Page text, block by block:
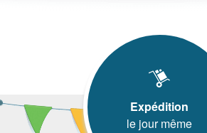
Expédition
le jour même